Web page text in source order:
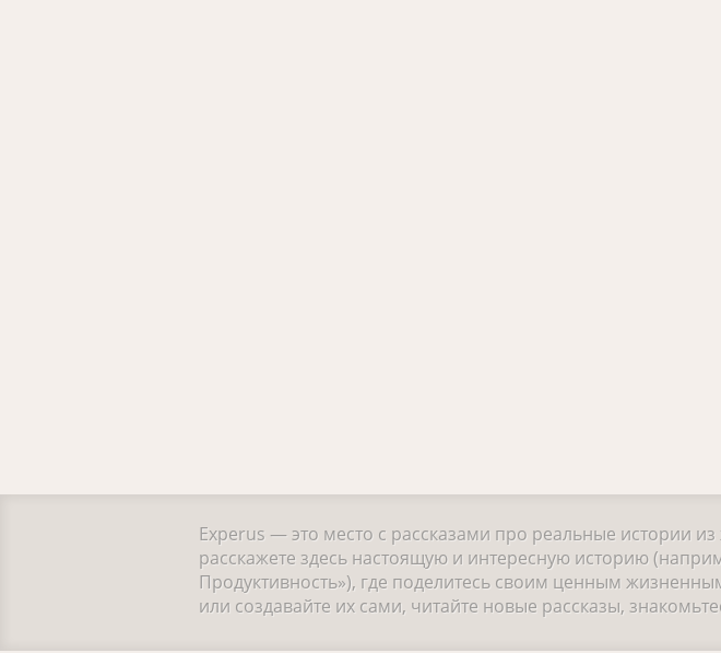
Experus — это место с рассказами про реальные истории
расскажете здесь настоящую и интересную историю
Продуктивность»), где поделитесь своим ценным
или создавайте их сами, читайте новые рассказы,